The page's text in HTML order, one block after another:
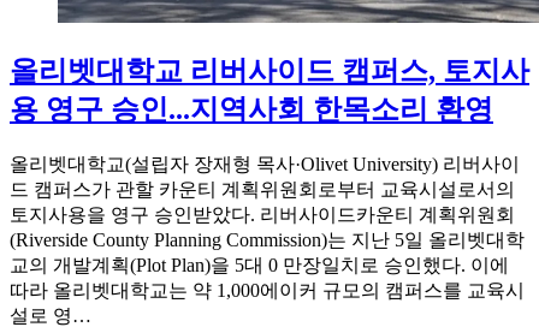
올리벳대학교 리버사이드 캠퍼스, 토지사
용 영구 승인...지역사회 한목소리 환영
올리벳대학교(설립자 장재형 목사·Olivet University) 리버사이
드 캠퍼스가 관할 카운티 계획위원회로부터 교육시설로서의
토지사용을 영구 승인받았다. 리버사이드카운티 계획위원회
(Riverside County Planning Commission)는 지난 5일 올리벳대학
교의 개발계획(Plot Plan)을 5대 0 만장일치로 승인했다. 이에
따라 올리벳대학교는 약 1,000에이커 규모의 캠퍼스를 교육시
설로 영…